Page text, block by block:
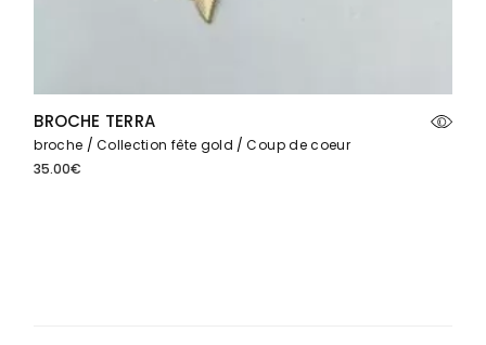
BROCHE TERRA
broche Collection fête gold
Coup de coeur
35.00€